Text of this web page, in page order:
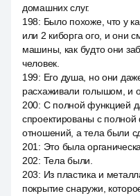
домашних слуг.
198: Было похоже, что у
или 2 киборга ого, и они
машины, как будто они
человек.
199: Его душа, но они
расхаживали голышом, и
200: С полной функцией
спроектированы с
отношений, а тела были
201 : Это была
202: Тела были.
203: Из пластика и
покрытие снаружи,